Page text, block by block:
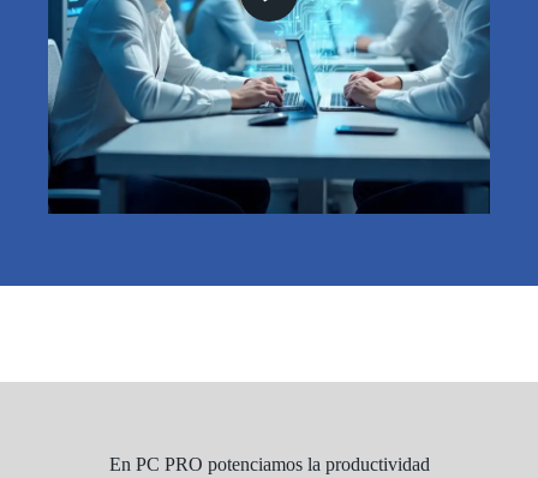
En PC PRO potenciamos la productividad